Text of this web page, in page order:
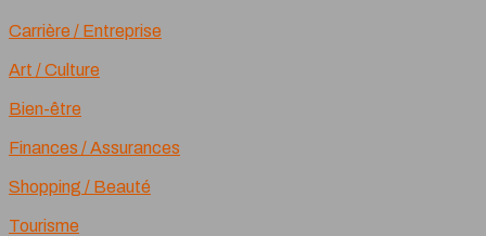
Carrière / Entreprise
Art / Culture
Bien-être
Finances / Assurances
Shopping / Beauté
Tourisme